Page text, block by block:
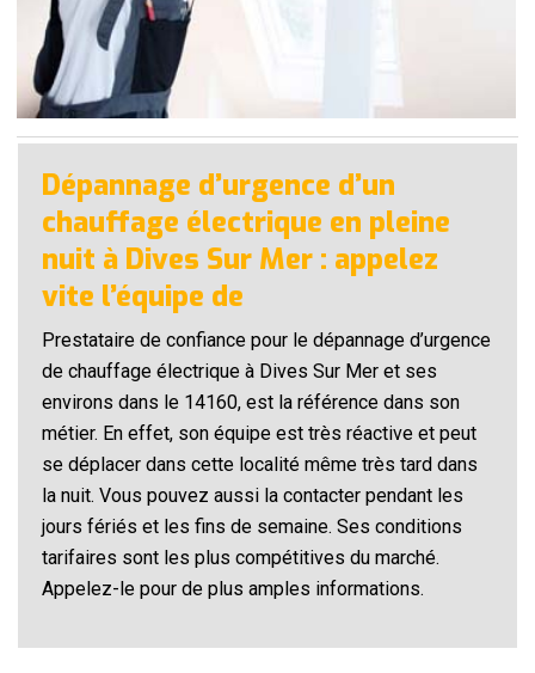
Dépannage d’urgence d’un
chauffage électrique en pleine
nuit à Dives Sur Mer : appelez
vite l’équipe de
Prestataire de confiance pour le dépannage d’urgence
de chauffage électrique à Dives Sur Mer et ses
environs dans le 14160, est la référence dans son
métier. En effet, son équipe est très réactive et peut
se déplacer dans cette localité même très tard dans
la nuit. Vous pouvez aussi la contacter pendant les
jours fériés et les fins de semaine. Ses conditions
tarifaires sont les plus compétitives du marché.
Appelez-le pour de plus amples informations.